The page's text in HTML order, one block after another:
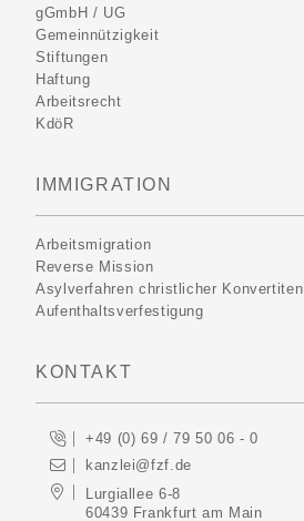
gGmbH / UG
Gemeinnützigkeit
Stiftungen
Haftung
Arbeitsrecht
KdöR
IMMIGRATION
Arbeitsmigration
Reverse Mission
Asylverfahren christlicher Konvertiten
Aufenthaltsverfestigung
KONTAKT
+49 (0) 69 / 79 50 06 - 0
kanzlei@fzf.de
Lurgiallee 6-8
60439 Frankfurt am Main